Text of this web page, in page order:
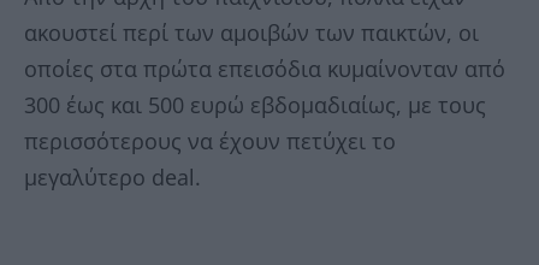
ακουστεί περί των αμοιβών των παικτών, οι
οποίες στα πρώτα επεισόδια κυμαίνονταν από
300 έως και 500 ευρώ εβδομαδιαίως, με τους
περισσότερους να έχουν πετύχει το
μεγαλύτερο deal.